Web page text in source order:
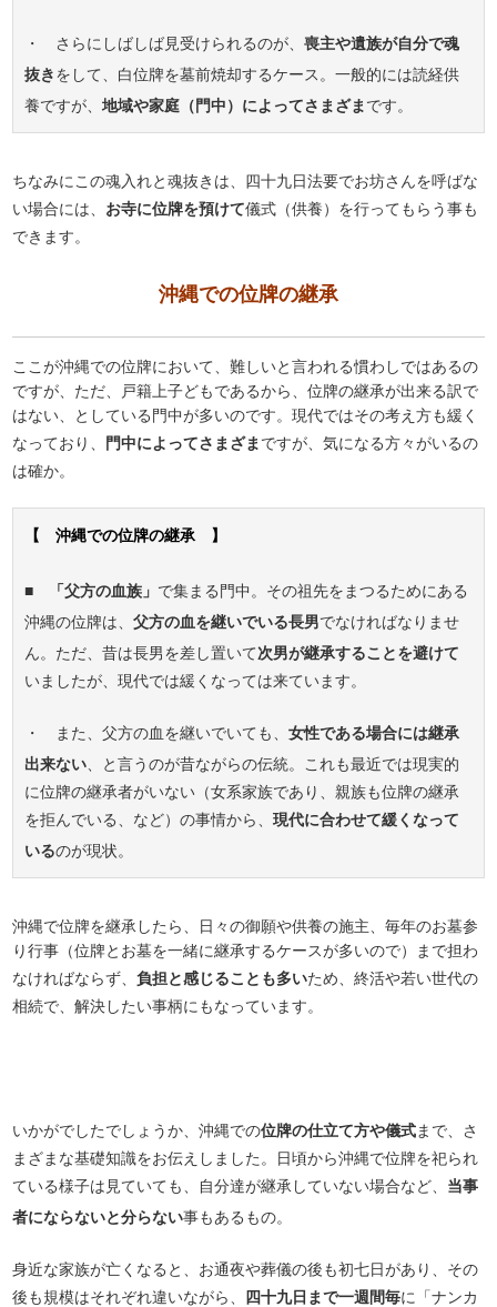
・ さらにしばしば見受けられるのが、喪主や遺族が自分で魂
抜きをして、白位牌を墓前焼却するケース。一般的には読経供
養ですが、地域や家庭（門中）によってさまざまです。
ちなみにこの魂入れと魂抜きは、四十九日法要でお坊さんを呼ばな
い場合には、 お寺に位牌を預けて儀式（供養）を行ってもらう事も
できます。
沖縄での位牌の継承
ここが沖縄での位牌において、難しいと言われる慣わしではあるの
ですが、ただ、戸籍上子どもであるから、位牌の継承が出来る訳で
はない、としている門中が多いのです。現代ではその考え方も緩く
なっており、
門中によってさまざまですが、気になる方々がいるの
は確か。
【 沖縄での位牌の継承 】
■ 「父方の血族」 で集まる門中。その祖先をまつるためにある
沖縄の位牌は、父方の血を継いでいる長男でなければなりませ
ん。ただ、昔は長男を差し置いて次男が継承することを避けて
いましたが、現代では緩くなっては来ています。
・ また、父方の血を継いでいても、女性である場合には継承
出来ない、と言うのが昔ながらの伝統。これも最近では現実的
に位牌の継承者がいない（女系家族であり、親族も位牌の継承
を拒んでいる、など）の事情から、現代に合わせて緩くなって
いるのが現状。
沖縄で位牌を継承したら、日々の御願や供養の施主、毎年のお墓参
り行事（位牌とお墓を一緒に継承するケースが多いので）まで担わ
なければならず、負担と感じることも多いため、終活や若い世代の
相続で、解決したい事柄にもなっています。
いかがでしたでしょうか、沖縄での位牌の仕立て方や儀式まで、さ
まざまな基礎知識をお伝えしました。日頃から沖縄で位牌を祀られ
ている様子は見ていても、自分達が継承していない場合など、 当事
者にならないと分らない事もあるもの。
身近な家族が亡くなると、お通夜や葬儀の後も初七日があり、その
後も規模はそれぞれ違いながら、
四十九日まで一週間毎に「ナンカ